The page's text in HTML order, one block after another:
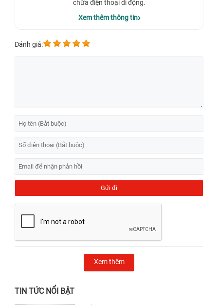
chữa điện thoại di động.
Xem thêm thông tin
Đánh giá:
Xem thêm
TIN TỨC NỔI BẬT